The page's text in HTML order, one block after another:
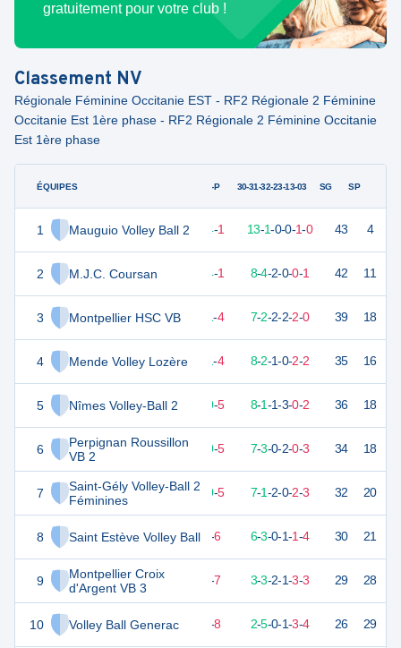
gratuitement pour votre club !
Classement NV
Régionale Féminine Occitanie EST - RF2 Régionale 2 Féminine
Occitanie Est 1ère phase - RF2 Régionale 2 Féminine Occitanie
Est 1ère phase
ÉQUIPES
1 Mauguio Volley Ball 2
2 M.J.C. Coursan
3 Montpellier HSC VB
4 Mende Volley Lozère
5 Nîmes Volley-Ball 2
6
Perpignan Roussillon
VB 2
7
Saint-Gély Volley-Ball 2
Féminines
8 Saint Estève Volley Ball
9
Montpellier Croix
d'Argent VB 3
10 Volley Ball Generac
G-P 30-31-32-23-13-03 SG SP
42 15 14-1 13-1-0-0-1-0 43 4
40 14-1 8-4-2-0-0-1 42 11
33 15 11-4 7-2-2-2-2-0 39 18
32 15 11-4 8-2-1-0-2-2 35 16
32 15 10-5 8-1-1-3-0-2 36 18
32 15 10-5 7-3-0-2-0-3 34 18
28 15 10-5 7-1-2-0-2-3 32 20
28 15 -6 6-3-0-1-1-4 30 21
23 -7 3-3-2-1-3-3 29 28
22 15 -8 2-5-0-1-3-4 26 29